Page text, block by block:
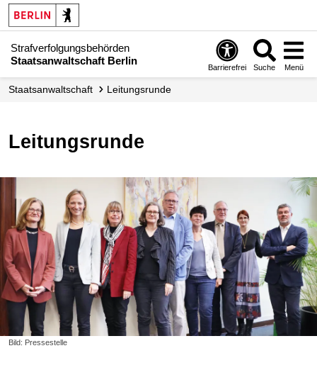
Strafverfolgungsbehörden
Staatsanwaltschaft Berlin
Barrierefrei Suche Menü
Staatsanwaltschaft Leitungsrunde
Leitungsrunde
Bild: Pressestelle